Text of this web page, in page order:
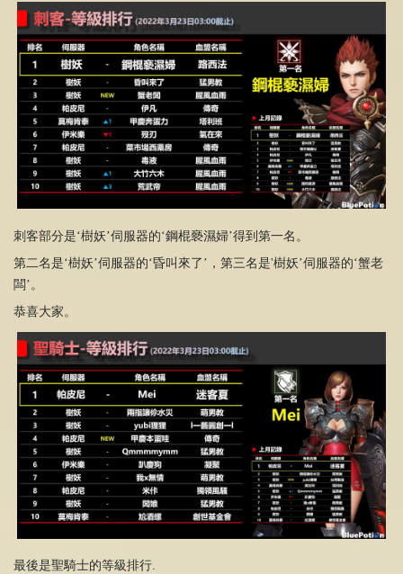
刺客部分是‘樹妖’伺服器的‘鋼棍褻濕婦’得到第一名。
第二名是‘樹妖’伺服器的‘昏叫來了’，第三名是'樹妖’伺服器的‘蟹老
闆’。
恭喜大家。
最後是聖騎士的等級排行.